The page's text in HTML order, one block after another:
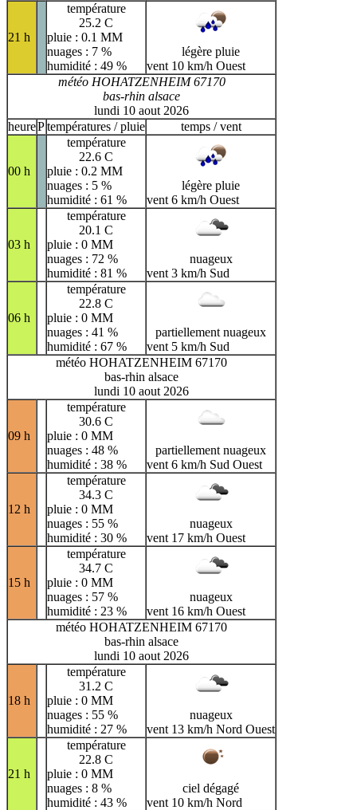
21 h
température
25.2 C
pluie : 0.1 MM
nuages : 7 %
humidité : 49 %
légère pluie
vent 10 km/h Ouest
météo HOHATZENHEIM 67170
bas-rhin alsace
lundi 10 aout 2026
heurePtempératures / pluie temps / vent
00 h
température
22.6 C
pluie : 0.2 MM
nuages : 5 %
humidité : 61 %
légère pluie
vent 6 km/h Ouest
03 h
température
20.1 C
pluie : 0 MM
nuages : 72 %
humidité : 81 %
nuageux
vent 3 km/h Sud
06 h
température
22.8 C
pluie : 0 MM
nuages : 41 %
humidité : 67 %
partiellement nuageux
vent 5 km/h Sud
météo HOHATZENHEIM 67170
bas-rhin alsace
lundi 10 aout 2026
09 h
température
30.6 C
pluie : 0 MM
nuages : 48 %
humidité : 38 %
partiellement nuageux
vent 6 km/h Sud Ouest
12 h
température
34.3 C
pluie : 0 MM
nuages : 55 %
humidité : 30 %
nuageux
vent 17 km/h Ouest
15 h
température
34.7 C
pluie : 0 MM
nuages : 57 %
humidité : 23 %
nuageux
vent 16 km/h Ouest
météo HOHATZENHEIM 67170
bas-rhin alsace
lundi 10 aout 2026
18 h
température
31.2 C
pluie : 0 MM
nuages : 55 %
humidité : 27 %
nuageux
vent 13 km/h Nord Ouest
21 h
température
22.8 C
pluie : 0 MM
nuages : 8 %
humidité : 43 %
ciel dégagé
vent 10 km/h Nord